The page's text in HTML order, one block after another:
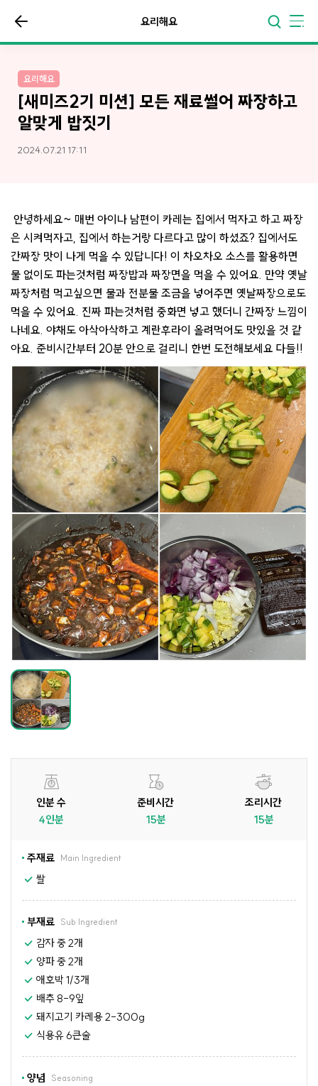
요리해요
요리해요
[새미즈2기 미션] 모든 재료썰어 짜장하고
알맞게 밥짓기
2024.07.21 17:11
안녕하세요~ 매번 아이나 남편이 카레는 집에서 먹자고 하고 짜장
은 시켜먹자고, 집에서 하는거랑 다르다고 많이 하셨죠? 집에서도
간짜장 맛이 나게 먹을 수 있답니다! 이 차오차오 소스를 활용하면
물 없이도 파는것처럼 짜장밥과 짜장면을 먹을 수 있어요. 만약 옛날
짜장처럼 먹고싶으면 물과 전분물 조금을 넣어주면 옛날짜장으로도
먹을 수 있어요. 진짜 파는것처럼 중화면 넣고 했더니 간짜장 느낌이
나네요. 야채도 아삭아삭하고 계란후라이 올려먹어도 맛있을 것 같
아요. 준비시간부터 20분 안으로 걸리니 한번 도전해보세요 다들!!
인분 수
4인분
준비시간
15분
조리시간
15분
주재료 Main Ingredient
쌀
부재료 Sub Ingredient
감자 중 2개
양파 중 2개
애호박 1/3개
배추 8-9잎
돼지고기 카레용 2-300g
식용유 6큰술
양념 Seasoning